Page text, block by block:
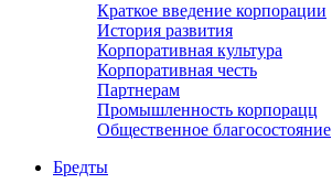
Краткое введение корпорации
История развития
Корпоративная культура
Корпоративная честь
Партнерам
Промышленность корпорацц
Общественное благосостояние
Бредты